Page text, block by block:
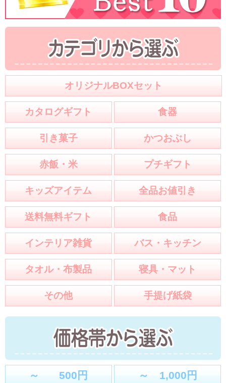
オリジナルBOXセット
カタログギフト 食器
引き菓子 かつおぶし
赤飯・米 プチギフト
キッズアイテム 全品お値引き
送料無料ギフト 食品
インテリア雑貨 バス・キッチン
タオル・布製品 寝具・マット
その他 手提げ紙袋
～ 500円 ～ 1,000円